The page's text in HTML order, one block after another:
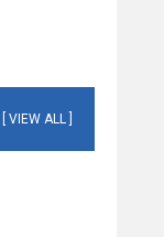
[ VIEW ALL ]